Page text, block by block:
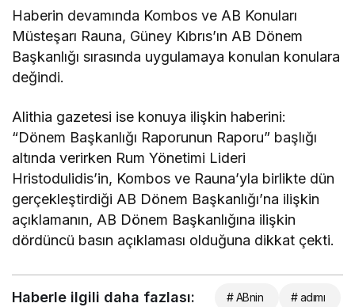
Haberin devamında Kombos ve AB Konuları
Müsteşarı Rauna, Güney Kıbrıs’ın AB Dönem
Başkanlığı sırasında uygulamaya konulan konulara
değindi.
Alithia gazetesi ise konuya ilişkin haberini:
“Dönem Başkanlığı Raporunun Raporu” başlığı
altında verirken Rum Yönetimi Lideri
Hristodulidis’in, Kombos ve Rauna’yla birlikte dün
gerçekleştirdiği AB Dönem Başkanlığı’na ilişkin
açıklamanın, AB Dönem Başkanlığına ilişkin
dördüncü basın açıklaması olduğuna dikkat çekti.
Haberle ilgili daha fazlası: # ABnin # adımı